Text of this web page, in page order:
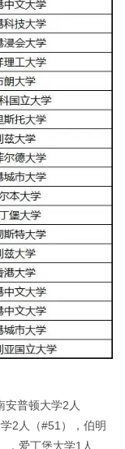
安普顿大学2人
2人（#51），伯明
，爱丁堡大学1人